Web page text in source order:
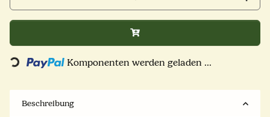
Loading... Komponenten werden geladen ...
Beschreibung